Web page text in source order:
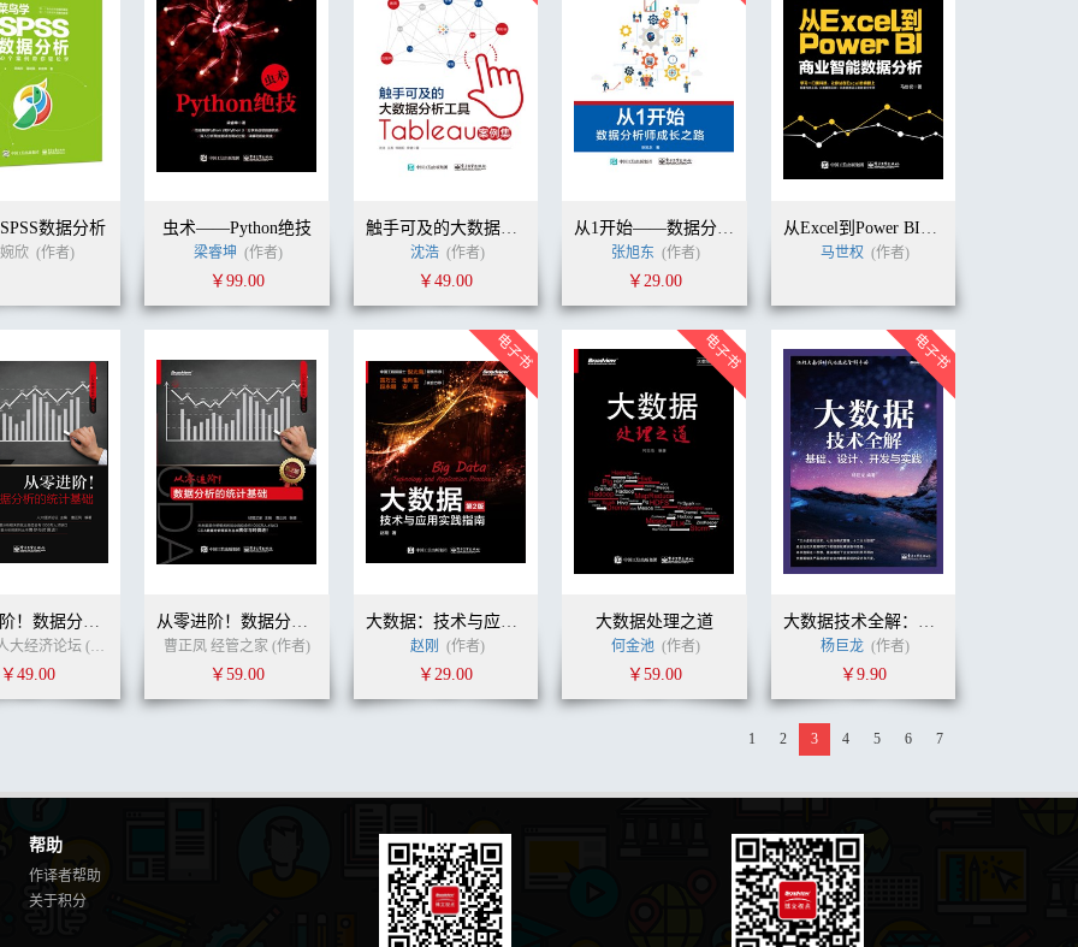
数据分析
欣 (作者)
虫术——Python绝技
梁睿坤 (作者)
￥99.00
触手可及的大数据分析工具——Tableau案例集
沈浩 (作者)
￥49.00
从1开始——数据分析师成长之路
张旭东 (作者)
￥29.00
从Excel到Power BI：商业智能数据分析
马世权 (作者)
从零进阶！数据分析的统计基础
曹正凤 人大经济论坛 (作者)
￥49.00
从零进阶！数据分析的统计基础（第2版）
曹正凤 经管之家 (作者)
￥59.00
大数据：技术与应用实践指南（第2版）
赵刚 (作者)
￥29.00
大数据处理之道
何金池 (作者)
￥59.00
大数据技术全解：基础、设计、开发与实践
杨巨龙 (作者)
￥9.90
1 2 3 4 5 6 7
帮助
作译者帮助
关于积分